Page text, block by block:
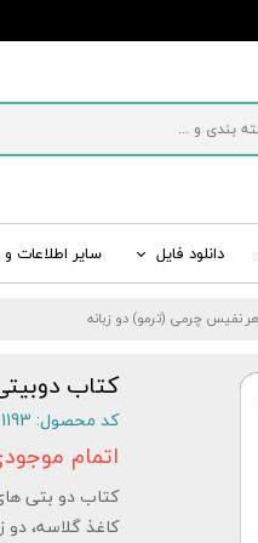
کتاب رنگی
دانلود فایل سایر اطلاعات و
تماس و ارسال پیام
نفیس چرمی (ترمو) دو زبانه
کتاب
کد محصول: 101193
اتمام
کتاب دو بتی
کاغذ گلاسه، دو